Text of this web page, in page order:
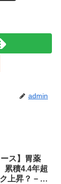
admin
ス】胃薬
累積4.4年超
上昇？－米